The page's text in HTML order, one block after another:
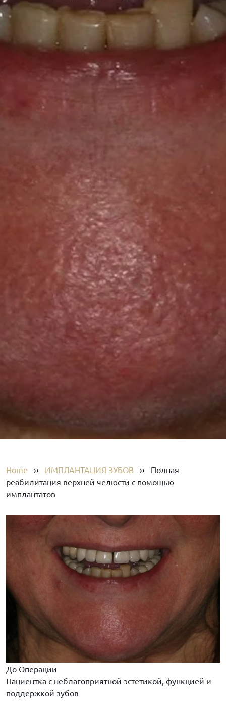
Home ›› ИМПЛАНТАЦИЯ ЗУБОВ ›› Полная
реабилитация верхней челюсти с помощью
имплантатов
До Операции
Пациентка с неблагоприятной эстетикой, функцией и
поддержкой зубов